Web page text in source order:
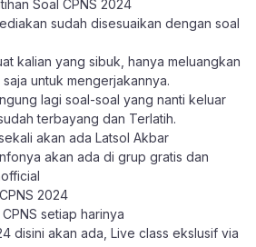
Soal CPNS 2024
sudah disesuaikan dengan soal
kalian yang sibuk, hanya meluangkan
untuk mengerjakannya.
lagi soal-soal yang nanti keluar
terbayang dan Terlatih.
akan ada Latsol Akbar
akan ada di grup gratis dan
2024
setiap harinya
disini akan ada, Live class ekslusif via